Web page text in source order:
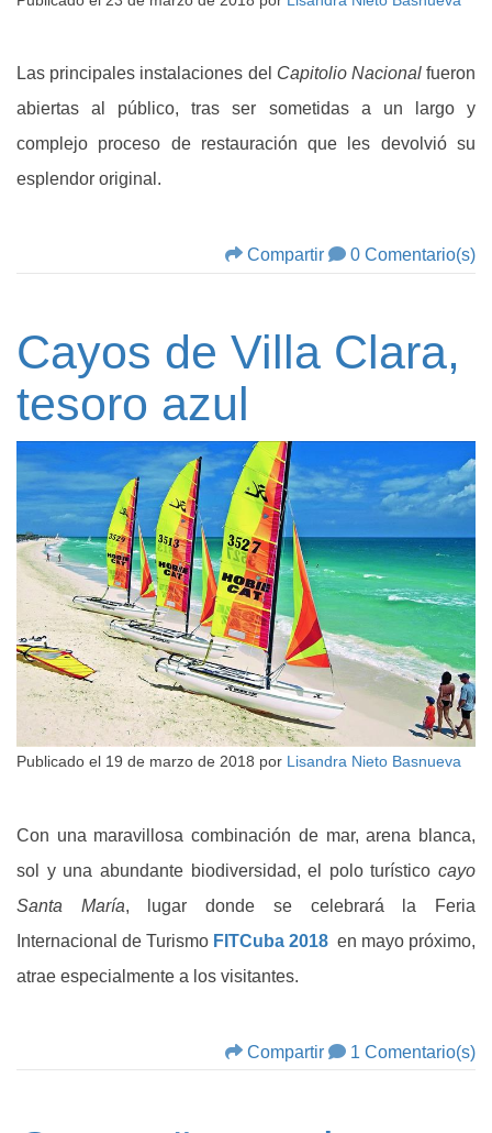
Las principales instalaciones del Capitolio Nacionalfueron
abiertas al público, tras ser sometidas a un largo y
complejo proceso de restauración que les devolvió su
esplendor original.
Compartir 0 Comentario(s)
Cayos de Villa Clara,
tesoro azul
Publicado el 19 de marzo de 2018 por Lisandra Nieto Basnueva
Con una maravillosa combinación de mar, arena blanca,
sol y una abundante biodiversidad, el polo turístico cayo
Santa María, lugar donde se celebrará la Feria
Internacional de Turismo FITCuba 2018 en mayo próximo,
atrae especialmente a los visitantes.
Compartir 1 Comentario(s)